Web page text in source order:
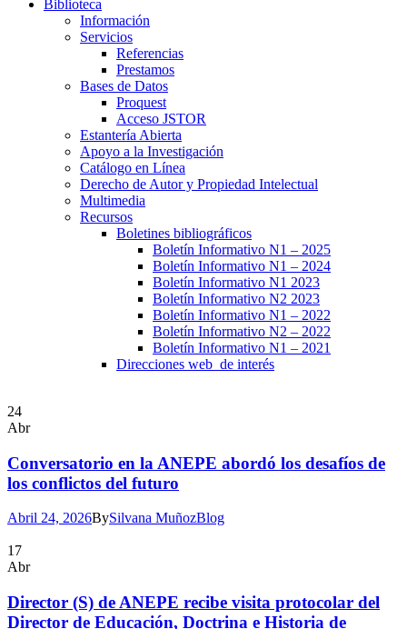
Biblioteca
Información
Servicios
Referencias
Prestamos
Bases de Datos
Proquest
Acceso JSTOR
Estantería Abierta
Apoyo a la Investigación
Catálogo en Línea
Derecho de Autor y Propiedad Intelectual
Multimedia
Recursos
Boletines bibliográficos
Boletín Informativo N1 – 2025
Boletín Informativo N1 – 2024
Boletín Informativo N1 2023
Boletín Informativo N2 2023
Boletín Informativo N1 – 2022
Boletín Informativo N2 – 2022
Boletín Informativo N1 – 2021
Direcciones web de interés
24
Abr
Conversatorio en la ANEPE abordó los desafíos de
los conflictos del futuro
Abril 24, 2026BySilvana MuñozBlog
17
Abr
Director (S) de ANEPE recibe visita protocolar del
Director de Educación, Doctrina e Historia de